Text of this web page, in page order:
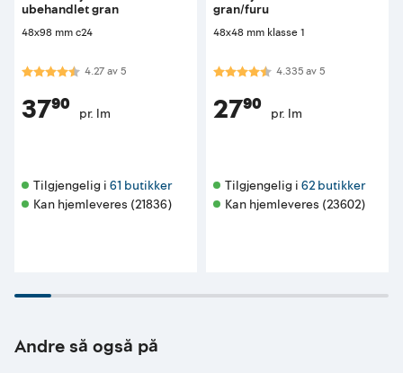
ubehandlet gran
48x98 mm c24
Karakter:4.3 av 5 mulige
4.27av5
37⁹⁰ pr. lm
Tilgjengelig i 61 butikker
Kan hjemleveres (21836)
gran/furu
48x48 mm klasse 1
Karakter:4.3 av 5 mulige
4.335av5
27⁹⁰ pr. lm
Tilgjengelig i 62 butikker
Kan hjemleveres (23602)
Andre så også på